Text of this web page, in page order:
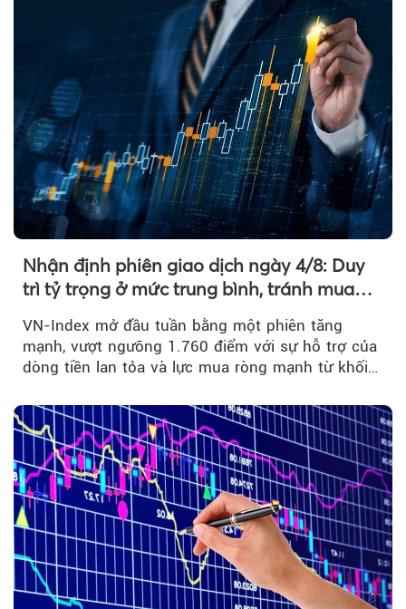
Nhận định phiên giao dịch ngày 4/8: Duy
trì tỷ trọng ở mức trung bình, tránh mua
VN-Index mở đầu tuần bằng một phiên tăng
mạnh, vượt ngưỡng 1.760 điểm với sự hỗ trợ của
dòng tiền lan tỏa và lực mua ròng mạnh từ khối